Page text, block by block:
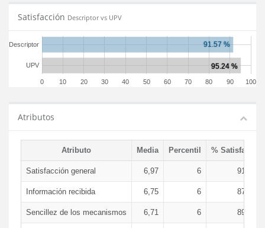
Satisfacción Descriptor vs UPV
0 10 20 30 40 50 60 70 80 90 100
UPV
Descriptor
Atributos
Atributo Media Percentil % Satisfacción
Satisfacción general 6,97 6 91,57 %
Información recibida 6,75 6 87,56 %
Sencillez de los mecanismos 6,71 6 89,56 %